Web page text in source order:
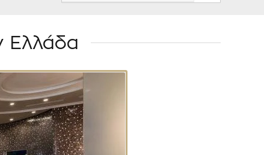
Ελλάδα